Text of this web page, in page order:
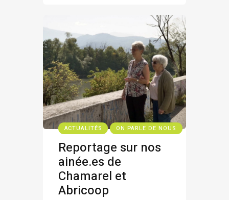
ACTUALITÉS ON PARLE DE NOUS
Reportage sur nos
ainée.es de
Chamarel et
Abricoop